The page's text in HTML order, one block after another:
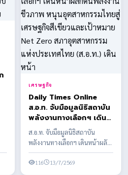
เศรษฐกิจ
Daily Times Online
ส.อ.ท. จับมือมูลนิธิสถาบัน
พลังงานทางเลือกฯ เดิน
หน้าผลักดันพลังงาน
ชีวภาพ หนุนอุตสาหกรรม
ไทยสู่เศรษฐกิจสีเขียวและ
เป้าหมาย Net Zero สภา
อุตสาหกรรมแห่ง
ส.อ.ท. จับมือมูลนิธิสถาบัน
พลังงานทางเลือกฯ เดินหน้าผลัก
ดันพลังงานชีวภาพ หนุน
อุตสาหกรรมไทยสู่เศรษฐ...
116 13/7/2569